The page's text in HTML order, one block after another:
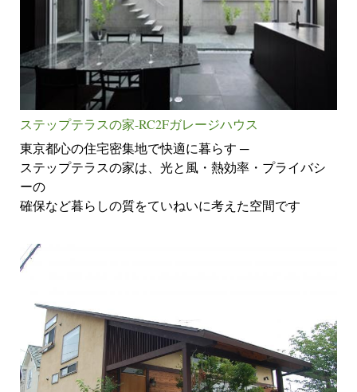
ステップテラスの家-RC2Fガレージハウス
東京都心の住宅密集地で快適に暮らす ─
ステップテラスの家は、光と風・熱効率・プライバシ
ーの
確保など暮らしの質をていねいに考えた空間です